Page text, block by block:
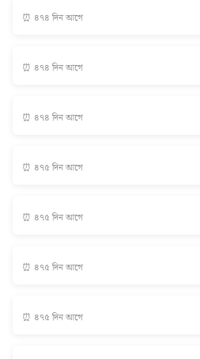
⏰ ৪৭৪ দিন আগে
⏰ ৪৭৪ দিন আগে
⏰ ৪৭৪ দিন আগে
⏰ ৪৭৫ দিন আগে
⏰ ৪৭৫ দিন আগে
⏰ ৪৭৫ দিন আগে
⏰ ৪৭৫ দিন আগে